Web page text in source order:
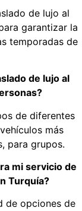
de lujo al
garantizar la
temporadas de
de lujo al
de diferentes
más
para grupos.
mi servicio de
Turquía?
de opciones de